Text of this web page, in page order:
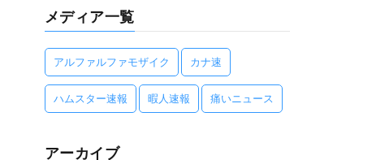
メディア一覧
アルファルファモザイク カナ速
ハムスター速報 暇人速報 痛いニュース
アーカイブ